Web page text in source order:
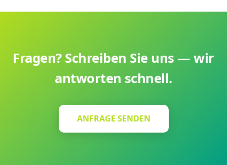
Fragen? Schreiben Sie uns — wir
antworten schnell.
ANFRAGE SENDEN